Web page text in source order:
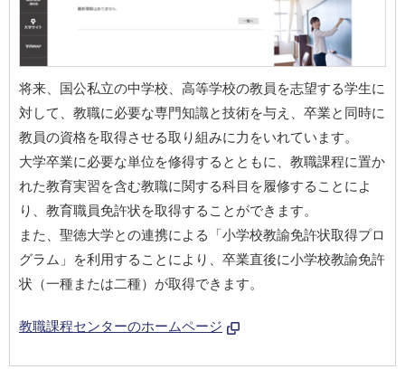
将来、国公私立の中学校、高等学校の教員を志望する学生に
対して、教職に必要な専門知識と技術を与え、卒業と同時に
教員の資格を取得させる取り組みに力をいれています。
大学卒業に必要な単位を修得するとともに、教職課程に置か
れた教育実習を含む教職に関する科目を履修することによ
り、教育職員免許状を取得することができます。
また、聖徳大学との連携による「小学校教諭免許状取得プロ
グラム」を利用することにより、卒業直後に小学校教諭免許
状（一種または二種）が取得できます。
教職課程センターのホームページ